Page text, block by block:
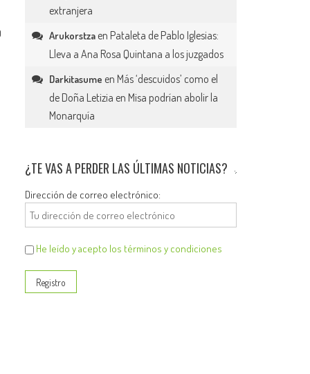
extranjera
Arukorstza en Pataleta de Pablo Iglesias:
Lleva a Ana Rosa Quintana a los juzgados
Darkitasume en Más ‘descuidos’ como el
de Doña Letizia en Misa podrían abolir la
Monarquía
¿TE VAS A PERDER LAS ÚLTIMAS NOTICIAS?
Dirección de correo electrónico:
He leído y acepto los términos y condiciones